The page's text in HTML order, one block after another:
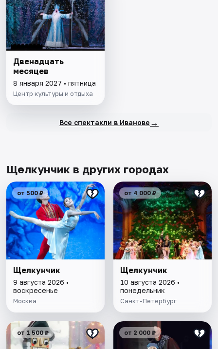
Двенадцать
месяцев
8 января 2027 • пятница
Центр культуры и отдыха
Все спектакли в Иванове →
Щелкунчик в других городах
от 500 ₽
Щелкунчик
9 августа 2026 •
воскресенье
Москва
от 4 000 ₽
Щелкунчик
10 августа 2026 •
понедельник
Санкт-Петербург
от 1 500 ₽ от 2 000 ₽